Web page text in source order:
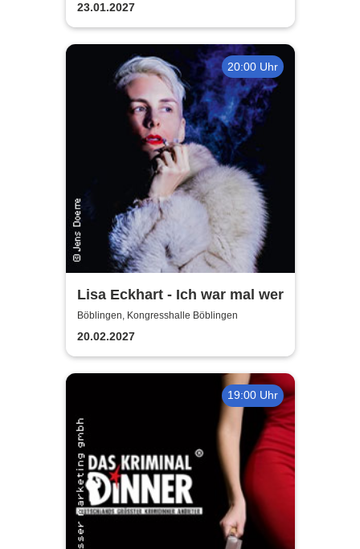
23.01.2027
20:00 Uhr
Lisa Eckhart - Ich war mal wer
Böblingen, Kongresshalle Böblingen
20.02.2027
19:00 Uhr